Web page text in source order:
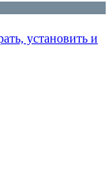
установить и